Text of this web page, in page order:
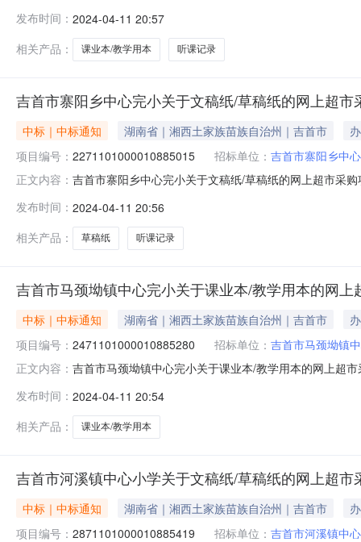
南省湘西土家族苗族自治州吉首市报价起止时间:-二、采
发布时间： 2024-04-11 20:57
相关产品：
课业本/教学用本 听课记录
吉首市寨阳乡中心完小关于文稿纸/草稿纸的网上超市
中标｜中标通知 湖南省｜湘西土家族苗族自治州｜吉首市
项目编号： 2271101000010885015 招标单位： 吉首市寨阳乡中
正文内容： 吉首市寨阳乡中心完小关于文稿纸/草稿纸的网上超市采
目所在行政区划名称:湖南省湘西土家族苗族自治州吉首
发布时间： 2024-04-11 20:56
相关产品：
草稿纸 听课记录
吉首市马颈坳镇中心完小关于课业本/教学用本的网上
中标｜中标通知 湖南省｜湘西土家族苗族自治州｜吉首市
项目编号： 2471101000010885280 招标单位： 吉首市马颈坳镇
正文内容： 吉首市马颈坳镇中心完小关于课业本/教学用本的网上超
行政区划名称:湖南省湘西土家族苗族自治州吉首市报价
发布时间： 2024-04-11 20:54
相关产品：
课业本/教学用本
吉首市河溪镇中心小学关于文稿纸/草稿纸的网上超市
中标｜中标通知 湖南省｜湘西土家族苗族自治州｜吉首市
项目编号： 2871101000010885419 招标单位： 吉首市河溪镇中